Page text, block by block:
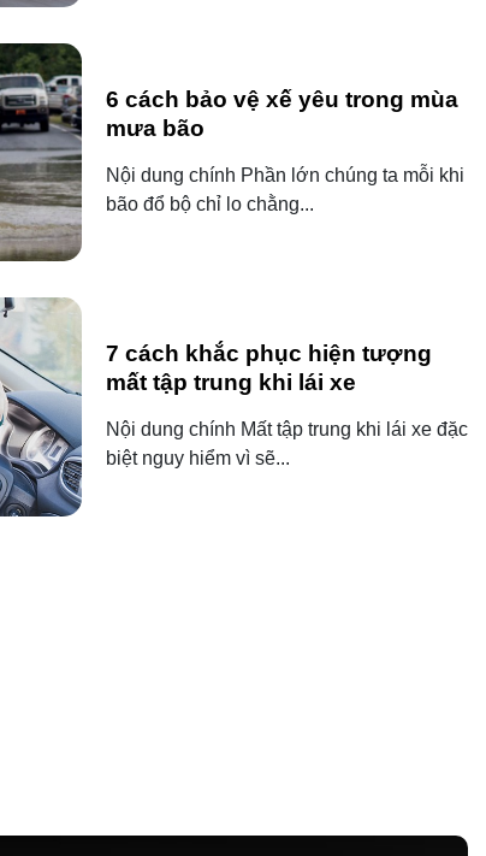
6 cách bảo vệ xế yêu trong mùa
mưa bão
Nội dung chính Phần lớn chúng ta mỗi khi
bão đổ bộ chỉ lo chằng...
7 cách khắc phục hiện tượng
mất tập trung khi lái xe
Nội dung chính Mất tập trung khi lái xe đặc
biệt nguy hiểm vì sẽ...